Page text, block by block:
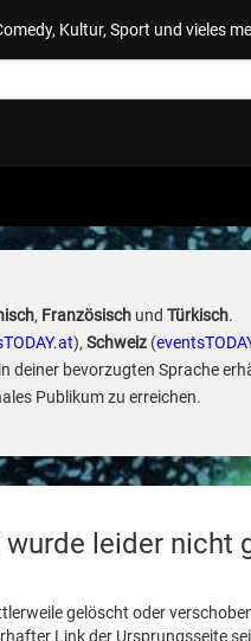
Kultur, Sport und vieles
, Französischund Türkisch.
), Schweiz(
bevorzugten Sprache
Publikum zu erreichen.
leider nicht
gelöscht oder
Link der Ursprungsseite